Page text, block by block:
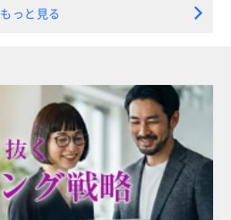
もっと見る